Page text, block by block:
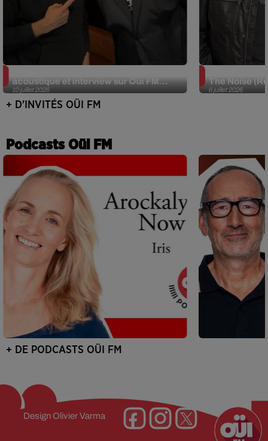
10 juillet 2026
acoustique et interview sur Oüi FM...
6 juillet 2026
The Noise
+ D'INVITÉS OÜI FM
Podcasts Oüi FM
+ DE PODCASTS OÜI FM
Design Olivier Varma